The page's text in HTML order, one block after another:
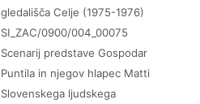
gledališča Celje (1975-1976)
SI_ZAC/0900/004_00075
Scenarij predstave Gospodar
Puntila in njegov hlapec Matti
Slovenskega ljudskega